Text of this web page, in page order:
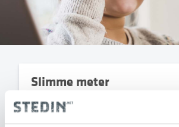
Slimme meter